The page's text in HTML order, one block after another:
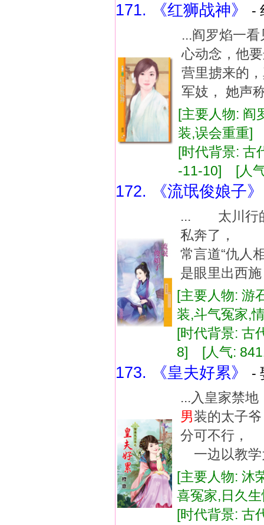
171. 《红狮战神》
-
...阎罗焰一
心动念，他
营里掳来的
军妓， 她声
[主要人物:
装,误会重
[时代背景:
-11-10] [人
172. 《流氓俊娘子》
... 太川行的
私奔了，
常言道“仇人
是眼里出西
[主要人物:
装,斗气冤家
[时代背景:
8] [人气:
173. 《皇夫好累》
-
...入皇家禁
男装的太子
分可不行，
一边以教学
[主要人物:
喜冤家,日久
[时代背景: